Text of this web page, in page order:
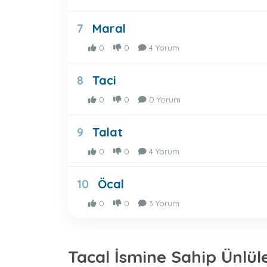
7 Maral
0 0 4 Yorum
8 Taci
0 0 0 Yorum
9 Talat
0 0 4 Yorum
10 Öcal
0 0 3 Yorum
Tacal İsmine Sahip